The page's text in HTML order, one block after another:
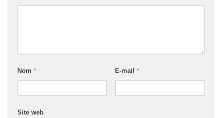
Nom * E-mail *
Site web